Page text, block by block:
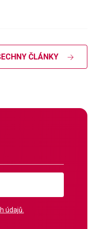
ČLÁNKY
údajů.